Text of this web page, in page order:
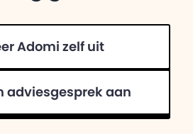
Adomi zelf uit
adviesgesprek aan